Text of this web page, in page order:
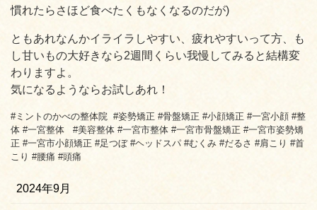
慣れたらさほど食べたくもなくなるのだが)
ともあれなんかイライラしやすい、疲れやすいって方、も
し甘いもの大好きなら2週間くらい我慢してみると結構変
わりますよ。
気になるようならお試しあれ！
#ミントのかべの整体院 #姿勢矯正 #骨盤矯正 #小顔矯正 #一宮小顔 #整
体 #一宮整体 #美容整体 #一宮市整体 #一宮市骨盤矯正 #一宮市姿勢矯
正 #一宮市小顔矯正 #足つぼ #ヘッドスパ #むくみ #だるさ #肩こり #首
こり #腰痛 #頭痛
2024年9月